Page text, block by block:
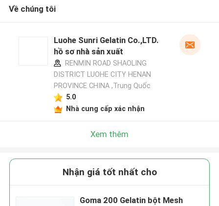
Về chúng tôi
Luohe Sunri Gelatin Co.,LTD.
hồ sơ nhà sản xuất
RENMIN ROAD SHAOLING
DISTRICT LUOHE CITY HENAN
PROVINCE CHINA ,Trung Quốc
5.0
Nhà cung cấp xác nhận
Xem thêm
Nhận giá tốt nhất cho
Goma 200 Gelatin bột Mesh